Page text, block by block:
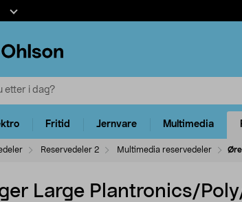
Fritid Jernvare Multimedia
Reservedeler 2 Multimedia reservedeler
Large Plantronics/